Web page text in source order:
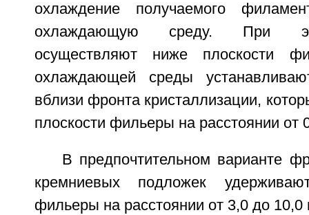
охлаждение получаемого
охлаждающую среду. При
осуществляют ниже плоскости
охлаждающей среды
вблизи фронта кристаллизации,
плоскости фильеры на расстоянии от
В предпочтительном варианте
кремниевых подложек
фильеры на расстоянии от 3,0 до